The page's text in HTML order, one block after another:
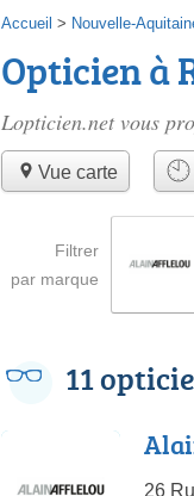
Accueil > Nouvelle-
Opticien à
Lopticien.net vous
Vue carte
Filtrer
par marque
11
26